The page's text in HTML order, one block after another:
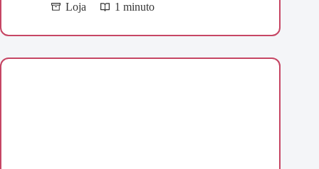
Loja
1 minuto